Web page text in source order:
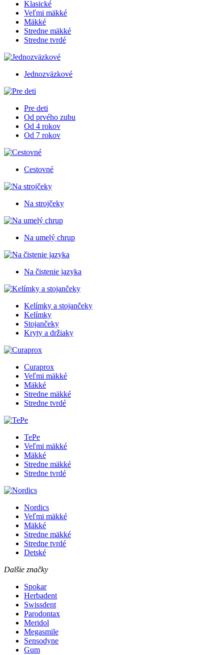
Klasické
Veľmi mäkké
Mäkké
Stredne mäkké
Stredne tvrdé
Jednozväzkové
Pre deti
Od prvého zubu
Od 4 rokov
Od 7 rokov
Cestovné
Na strojčeky
Na umelý chrup
Na čistenie jazyka
Kelímky a stojančeky
Kelímky
Stojančeky
Kryty a držiaky
Curaprox
Veľmi mäkké
Mäkké
Stredne mäkké
Stredne tvrdé
TePe
Veľmi mäkké
Mäkké
Stredne mäkké
Stredne tvrdé
Nordics
Veľmi mäkké
Mäkké
Stredne mäkké
Stredne tvrdé
Detské
Dalšie značky
Spokar
Herbadent
Swissdent
Parodontax
Meridol
Megasmile
Sensodyne
Gum